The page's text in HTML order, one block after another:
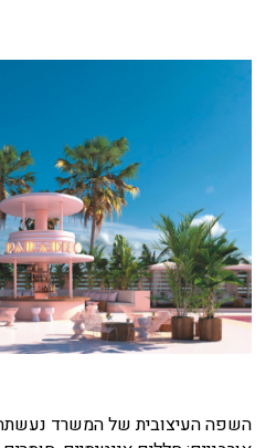
השפה העיצובית של המשרד